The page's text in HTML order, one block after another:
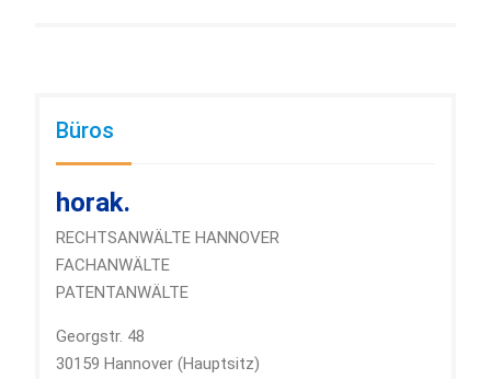
Büros
horak.
RECHTSANWÄLTE HANNOVER
FACHANWÄLTE
PATENTANWÄLTE
Georgstr. 48
30159 Hannover (Hauptsitz)